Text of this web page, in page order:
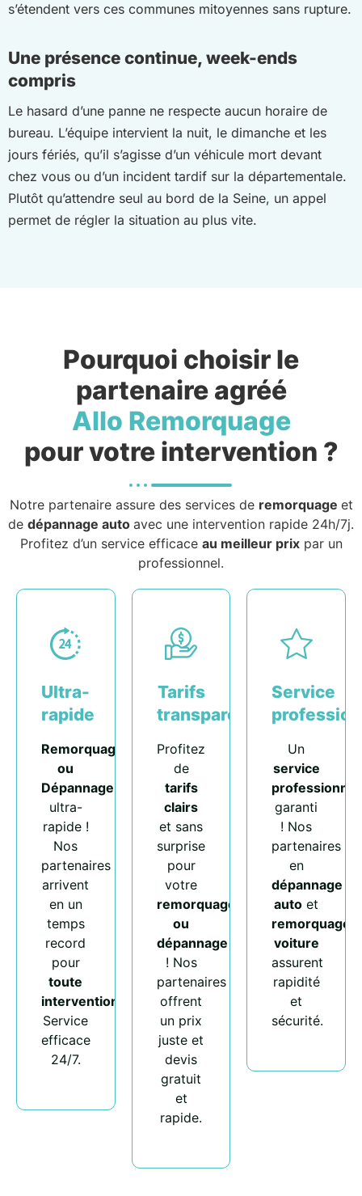
s’étendent vers ces communes mitoyennes sans rupture.
Une présence continue, week-ends
compris
Le hasard d’une panne ne respecte aucun horaire de
bureau. L’équipe intervient la nuit, le dimanche et les
jours fériés, qu’il s’agisse d’un véhicule mort devant
chez vous ou d’un incident tardif sur la départementale.
Plutôt qu’attendre seul au bord de la Seine, un appel
permet de régler la situation au plus vite.
Pourquoi choisir le
partenaire agréé
Allo Remorquage
pour votre intervention ?
Notre partenaire assure des services de remorquage et
de dépannage auto avec une intervention rapide 24h/7j.
Profitez d’un service efficace au meilleur prixpar un
professionnel.
Ultra-
rapide
Remorquage
ou
Dépannage
ultra-
rapide !
Nos
partenaires
arrivent
en un
temps
record
pour
toute
intervention
Service
efficace
24/7.
Tarifs
transparents
Profitez
de
tarifs
clairs
et sans
surprise
pour
votre
remorquage
ou
dépannage
! Nos
partenaires
offrent
un prix
juste et
devis
gratuit
et
rapide.
Service
Un
service
professionnel
garanti
! Nos
partenaires
en
dépannage
auto et
remorquage
voiture
assurent
rapidité
et
sécurité.